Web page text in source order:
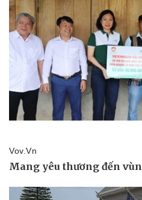
Thế giới thể thao
eSports
Hậu trường